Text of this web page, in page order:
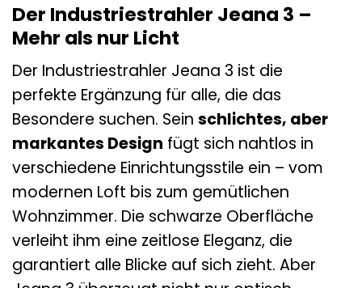
Der Industriestrahler Jeana 3 –
Mehr als nur Licht
Der Industriestrahler Jeana 3 ist die
perfekte Ergänzung für alle, die das
Besondere suchen. Sein schlichtes, aber
markantes Design fügt sich nahtlos in
verschiedene Einrichtungsstile ein – vom
modernen Loft bis zum gemütlichen
Wohnzimmer. Die schwarze Oberfläche
verleiht ihm eine zeitlose Eleganz, die
garantiert alle Blicke auf sich zieht. Aber